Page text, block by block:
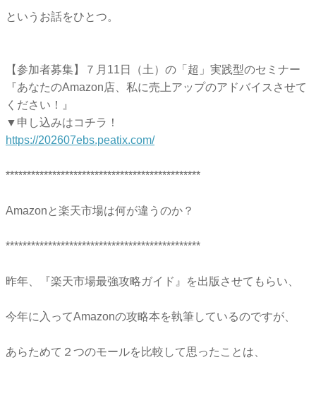
というお話をひとつ。
【参加者募集】７月11日（土）の「超」実践型のセミナー
『あなたのAmazon店、私に売上アップのアドバイスさせて
ください！』
▼申し込みはコチラ！
https://202607ebs.peatix.com/
**********************************************
Amazonと楽天市場は何が違うのか？
**********************************************
昨年、『楽天市場最強攻略ガイド』を出版させてもらい、
今年に入ってAmazonの攻略本を執筆しているのですが、
あらためて２つのモールを比較して思ったことは、